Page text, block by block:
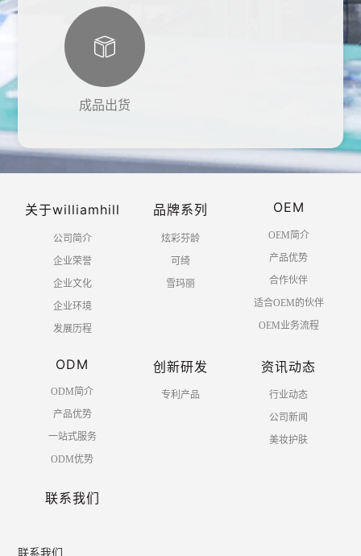
成品出货
关于williamhill
公司简介
企业荣誉
企业文化
企业环境
发展历程
品牌系列
炫彩芬龄
可绮
雪玛丽
OEM
OEM简介
产品优势
合作伙伴
适合OEM的伙伴
OEM业务流程
ODM
ODM简介
产品优势
一站式服务
ODM优势
创新研发
专利产品
资讯动态
行业动态
公司新闻
美妆护肤
联系我们
联系我们